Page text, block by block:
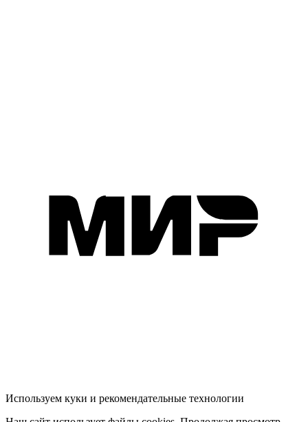
Используем куки и рекомендательные технологии